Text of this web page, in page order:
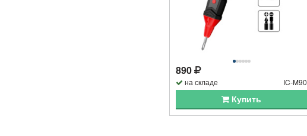
890
на складе IC-M90
Купить